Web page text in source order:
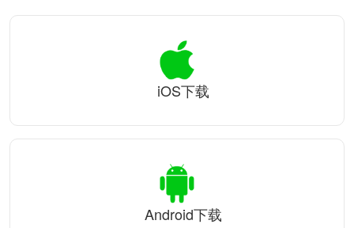
iOS下载
Android下载